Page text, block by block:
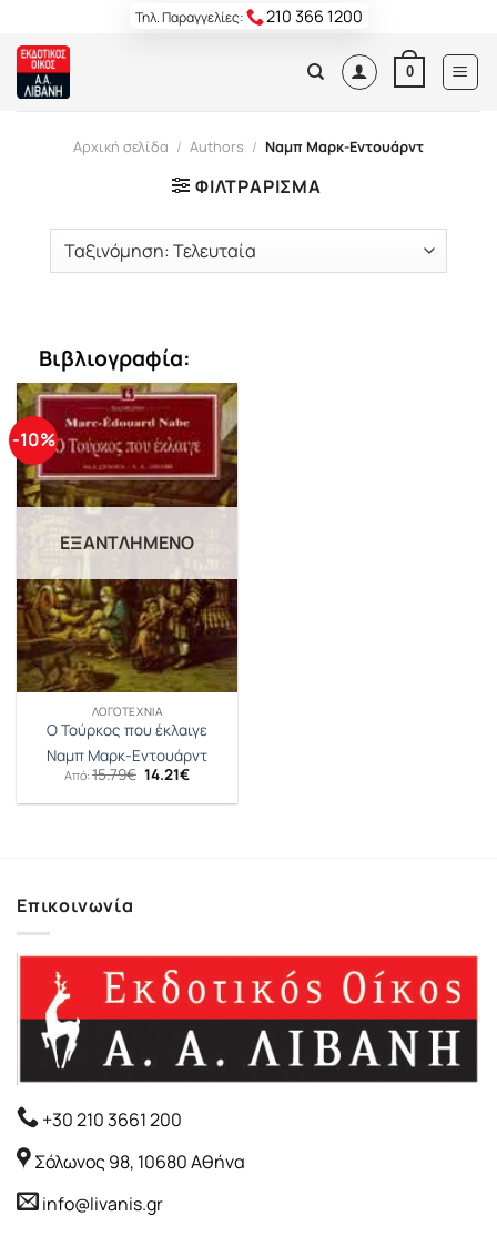
content
Τηλ. Παραγγελίες: 210 366 1200
0
Αρχική σελίδα / Authors / Ναμπ Μαρκ-Εντουάρντ
ΦΙΛΤΡΆΡΙΣΜΑ
Βιβλιογραφία:
-10%
ΕΞΑΝΤΛΗΜΈΝΟ
ΛΟΓΟΤΕΧΝΊΑ
Ο Τούρκος που έκλαιγε
Ναμπ Μαρκ-Εντουάρντ
Από: 15.79€ Original
was:
14.21€Η
τιμή
Επικοινωνία
+30 210 3661 200
Σόλωνος 98, 10680 Αθήνα
info@livanis.gr